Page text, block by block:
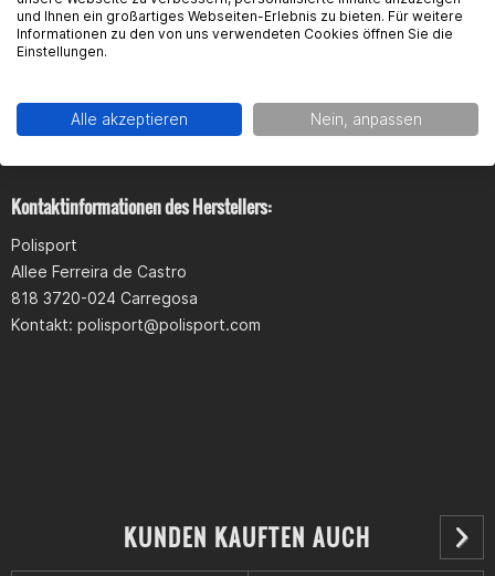
Produktsicherheit
Kontaktinformationen des Herstellers:
Polisport
Allee Ferreira de Castro
818 3720-024 Carregosa
Kontakt: polisport@polisport.com
KUNDEN KAUFTEN AUCH
und Ihnen ein großartiges Webseiten-Erlebnis zu bieten. Für weitere
Informationen zu den von uns verwendeten Cookies öffnen Sie die
Einstellungen.
Alle akzeptieren Nein, anpassen